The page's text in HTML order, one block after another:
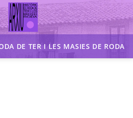
DE TER I LES MASIES DE RODA